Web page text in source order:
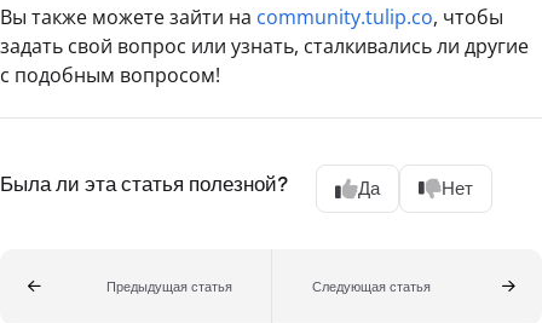
Вы также можете зайти на community.tulip.co, чтобы
задать свой вопрос или узнать, сталкивались ли другие
с подобным вопросом!
Была ли эта статья полезной? Да Нет
Предыдущая статья Следующая статья